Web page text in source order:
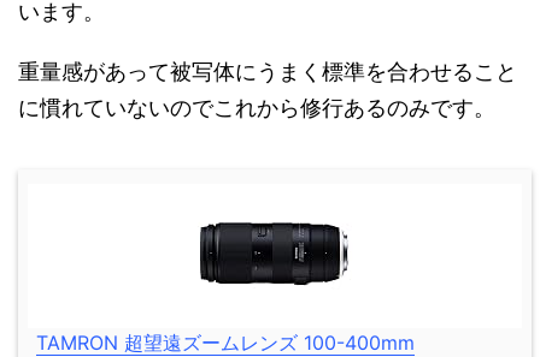
います。
重量感があって被写体にうまく標準を合わせること
に慣れていないのでこれから修行あるのみです。
TAMRON 超望遠ズームレンズ 100-400mm